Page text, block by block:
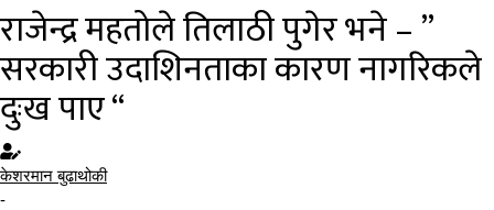
राजेन्द्र महतोले तिलाठी पुगेर भने – ”
सरकारी उदाशिनताका कारण नागरिकले
दुःख पाए “
केशरमान बुढाथोकी
-